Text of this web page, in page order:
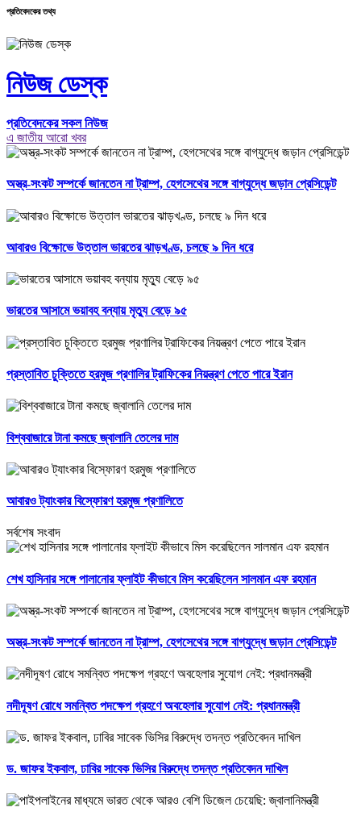
প্রতিবেদকের তথ্য
নিউজ ডেস্ক
প্রতিবেদকের সকল নিউজ
এ জাতীয় আরো খবর
অস্ত্র-সংকট সম্পর্কে জানতেন না ট্রাম্প, হেগসেথের সঙ্গে বাগ্‌যুদ্ধে জড়ান প্রেসিডেন্ট
আবারও বিক্ষোভে উত্তাল ভারতের ঝাড়খণ্ড, চলছে ৯ দিন ধরে
ভারতের আসামে ভয়াবহ বন্যায় মৃত্যু বেড়ে ৯৫
প্রস্তাবিত চুক্তিতে হরমুজ প্রণালির ট্রাফিকের নিয়ন্ত্রণ পেতে পারে ইরান
বিশ্ববাজারে টানা কমছে জ্বালানি তেলের দাম
আবারও ট্যাংকার বিস্ফোরণ হরমুজ প্রণালিতে
সর্বশেষ সংবাদ
শেখ হাসিনার সঙ্গে পালানোর ফ্লাইট কীভাবে মিস করেছিলেন সালমান এফ রহমান
অস্ত্র-সংকট সম্পর্কে জানতেন না ট্রাম্প, হেগসেথের সঙ্গে বাগ্‌যুদ্ধে জড়ান প্রেসিডেন্ট
নদীদূষণ রোধে সমন্বিত পদক্ষেপ গ্রহণে অবহেলার সুযোগ নেই: প্রধানমন্ত্রী
ড. জাফর ইকবাল, ঢাবির সাবেক ভিসির বিরুদ্ধে তদন্ত প্রতিবেদন দাখিল